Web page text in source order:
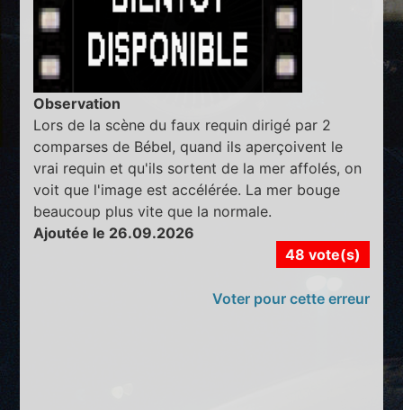
Observation
Lors de la scène du faux requin dirigé par 2
comparses de Bébel, quand ils aperçoivent le
vrai requin et qu'ils sortent de la mer affolés, on
voit que l'image est accélérée. La mer bouge
beaucoup plus vite que la normale.
Ajoutée le 26.09.2026
48 vote(s)
Voter pour cette erreur